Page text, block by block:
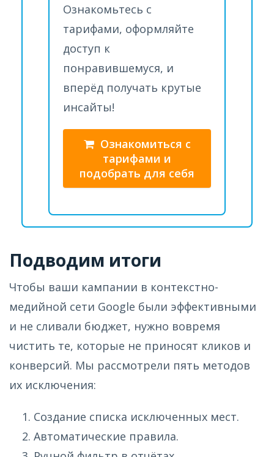
Ознакомьтесь с
тарифами, оформляйте
доступ к
понравившемуся, и
вперёд получать крутые
инсайты!
Ознакомиться с
тарифами и
подобрать для себя
Подводим итоги
Чтобы ваши кампании в контекстно-
медийной сети Google были эффективными
и не сливали бюджет, нужно вовремя
чистить те, которые не приносят кликов и
конверсий. Мы рассмотрели пять методов
их исключения:
Создание списка исключенных мест.
Автоматические правила.